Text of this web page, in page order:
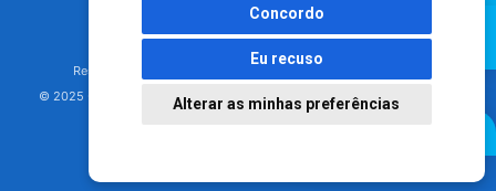
Concordo
Eu recuso
Alterar as minhas preferências
Responsável Técnico: Dr. Luiz Antonio Nasi - CREMERS 11217
© 2025 - Hospital Moinhos de Vento - Registro Empresa (CRM-RS): 425